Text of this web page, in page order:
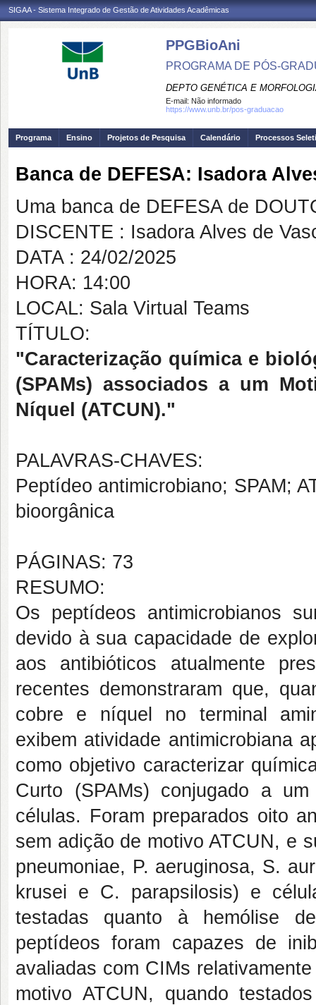
SIGAA - Sistema Integrado de Gestão de Atividades Acadêmicas
PPGBioAni
PROGRAMA DE PÓS-
DEPTO GENÉTICA E
E-mail: Não informado
https://www.unb.br/pos-graduacao
Programa Ensino Projetos de Pesquisa Calendário Processos
Banca de DEFESA: Isadora
Uma banca de DEFESA de
DISCENTE : Isadora Alves de
DATA : 24/02/2025
HORA: 14:00
LOCAL: Sala Virtual Teams
TÍTULO:
"Caracterização química e
(SPAMs) associados a um
Níquel (ATCUN)."
PALAVRAS-CHAVES:
Peptídeo antimicrobiano; SPAM;
bioorgânica
PÁGINAS: 73
RESUMO:
Os peptídeos antimicrobianos
devido à sua capacidade de
aos antibióticos atualmente
recentes demonstraram que,
cobre e níquel no terminal
exibem atividade antimicrobiana
como objetivo caracterizar
Curto (SPAMs) conjugado a
células. Foram preparados oito
sem adição de motivo ATCUN, e
pneumoniae, P. aeruginosa, S.
krusei e C. parapsilosis) e
testadas quanto à hemólise
peptídeos foram capazes de
avaliadas com CIMs
motivo ATCUN, quando